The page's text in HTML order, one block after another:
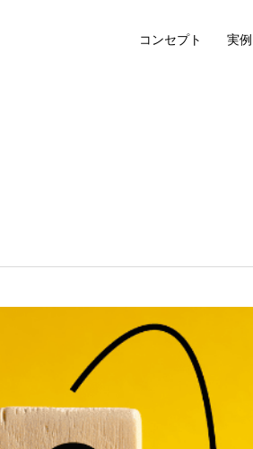
コンセプト 実例